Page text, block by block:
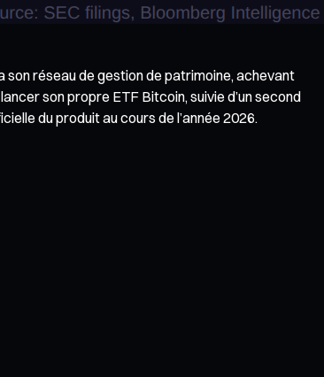
son réseau de gestion de patrimoine, achevant
son propre ETF Bitcoin, suivie d’un second
du produit au cours de l’année 2026.